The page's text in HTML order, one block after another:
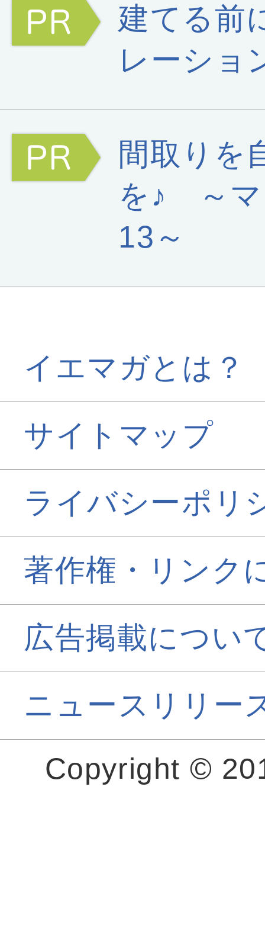
建てる前
レーショ
間取りを
を♪ ～マ
13～
イエマガとは？
サイトマップ
ライバシーポリ
著作権・リンク
広告掲載につい
ニュースリリー
Copyright ©